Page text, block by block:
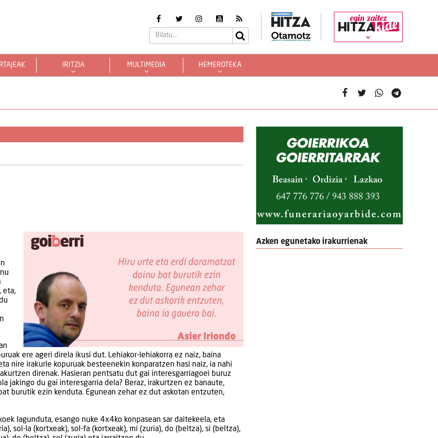
egin zaitez
IRITZIA MULTIMEDIA HEMEROTEKA
eta,
ere ageri direla ikusi dut. Lehiakor-lehiakorra ez naiz, baina
nire irakurle kopuruak besteenekin konparatzen hasi naiz, ia nahi
direnak. Hasieran pentsatu dut gai interesgarriagoei buruz
jakingo du gai interesgarria dela? Beraz, irakurtzen ez banaute,
burutik ezin kenduta. Egunean zehar ez dut askotan entzuten,
lagunduta, esango nuke 4x4ko konpasean sar daitekeela, eta
sol-la (kortxeak), sol-fa (kortxeak), mi (zuria), do (beltza), si (beltza),
Azken egunetako irakurrienak